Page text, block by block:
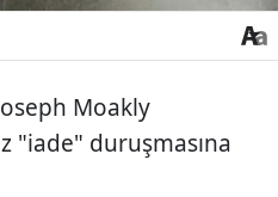
Moakly
"iade" duruşmasına